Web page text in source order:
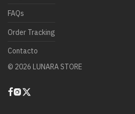
FAQs
Order Tracking
Contacto
© 2026 LUNARA STORE